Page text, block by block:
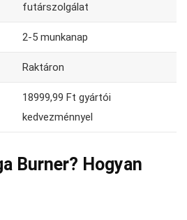
futárszolgálat
2-5 munkanap
Raktáron
18999,99 Ft gyártói
kedvezménnyel
Burner? Hogyan